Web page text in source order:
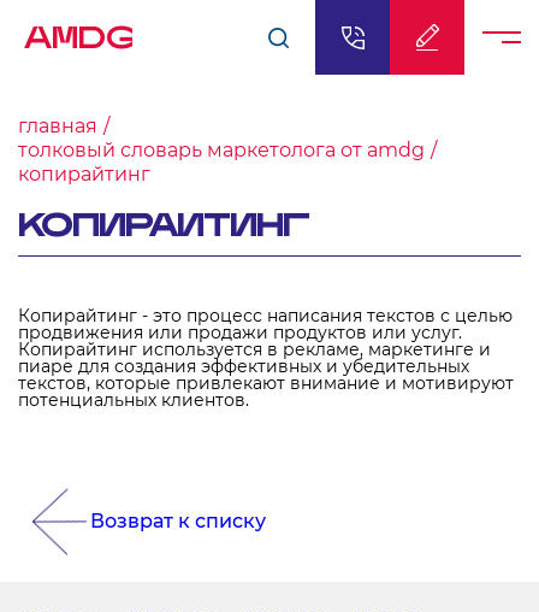
AMDG
главная
толковый словарь маркетолога от amdg
копирайтинг
КОПИРАЙТИНГ
Копирайтинг - это процесс написания текстов с целью
продвижения или продажи продуктов или услуг.
Копирайтинг используется в рекламе, маркетинге и
пиаре для создания эффективных и убедительных
текстов, которые привлекают внимание и мотивируют
потенциальных клиентов.
Возврат к списку